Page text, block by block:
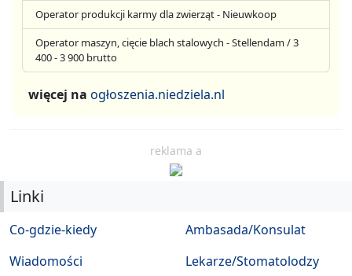
Operator produkcji karmy dla zwierząt - Nieuwkoop
Operator maszyn, cięcie blach stalowych - Stellendam / 3
400 - 3 900 brutto
więcej na ogłoszenia.niedziela.nl
reklama a
Linki
Co-gdzie-kiedy
Wiadomości
Ambasada/Konsulat
Lekarze/Stomatolodzy